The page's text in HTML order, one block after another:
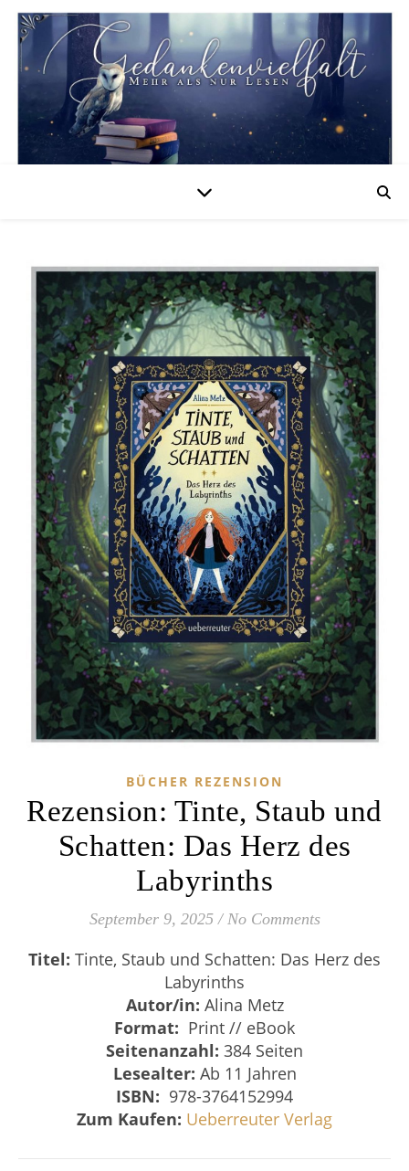
BÜCHER REZENSION
Rezension: Tinte, Staub und
Schatten: Das Herz des
Labyrinths
September 9, 2025 / No Comments
Titel: Tinte, Staub und Schatten: Das Herz des
Labyrinths
Autor/in: Alina Metz
Format: Print // eBook
Seitenanzahl: 384 Seiten
Lesealter: Ab 11 Jahren
ISBN: ‎ 978-3764152994
Zum Kaufen: Ueberreuter Verlag